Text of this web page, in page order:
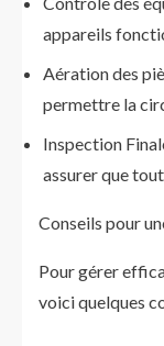
appareils
Aération des
permettre la
Inspection
assurer que
Conseils pour
Pour gérer
voici quelques